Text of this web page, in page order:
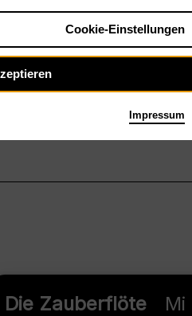
Die Zauberflöte Mi
Cookie-Einstellungen
Impressum